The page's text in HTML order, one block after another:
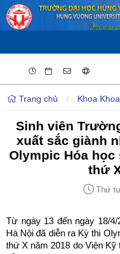
Trang chủ / Khoa
Sinh viên
xuất sắc giành
Olympic Hóa
thứ
Thứ
Từ ngày 13 đến ngày 18/
Hà Nội đã diễn ra Kỳ thi
thứ X năm 2018 do Viện